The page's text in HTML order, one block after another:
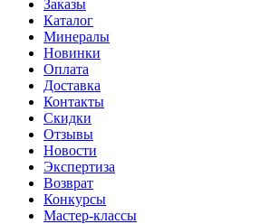
Заказы
Каталог
Минералы
Новинки
Оплата
Доставка
Контакты
Скидки
Отзывы
Новости
Экспертиза
Возврат
Конкурсы
Мастер-классы